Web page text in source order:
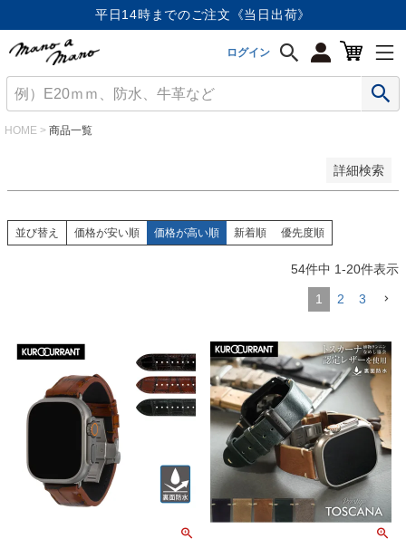
平日14時までのご注文《当日出荷》
ログイン
HOME 商品一覧
詳細検索
価格が安い順
価格が高い順
優先度順
キーワードヒット順
並び替え 価格が安い順 価格が高い順 新着順 優先度順
54件中 1-20件表示
1 2 3